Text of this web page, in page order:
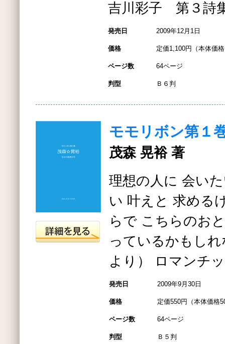
吉川彩子 第３詩
発売日 2009年12月1日
価格 定価1,100円（本体価
ページ数 64ページ
判型 Ｂ６判
モモリボン第１
茂森 晃裕 著
理想の人に 会い
い 叶えと 求める
らで こちらのお
っているかもし
より） ロマンチ
発売日 2009年9月30日
価格 定価550円（本体価格
ページ数 64ページ
判型 Ｂ５判